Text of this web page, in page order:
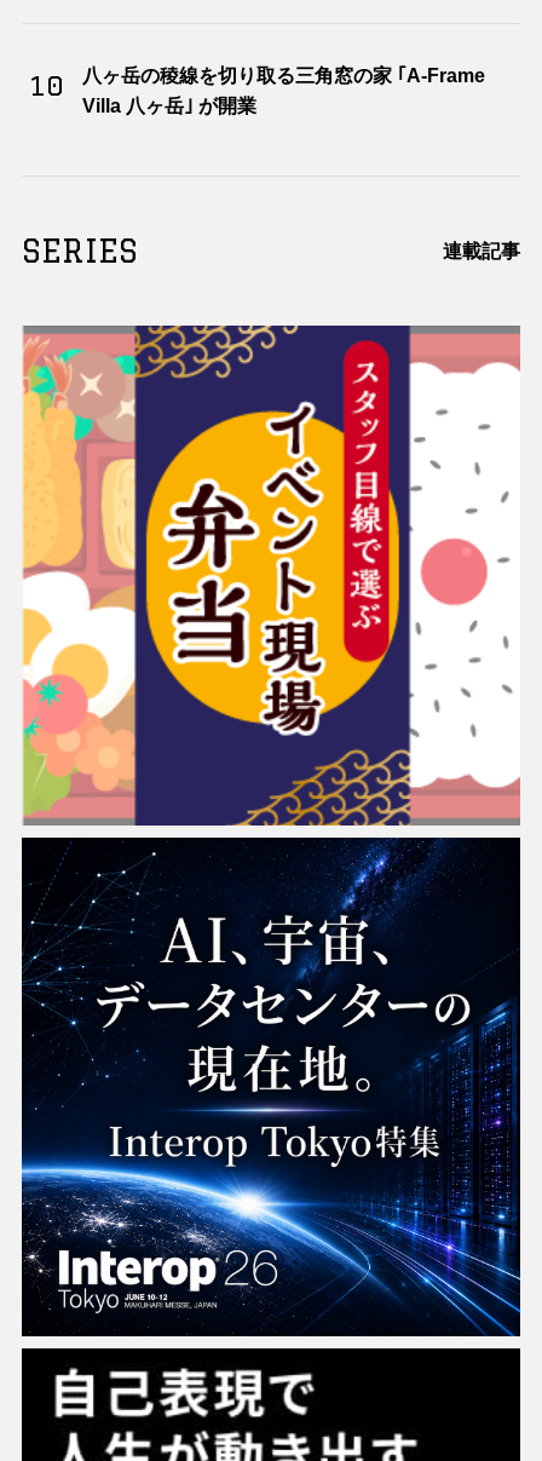
10
八ヶ岳の稜線を切り取る三角窓の家 ｢A-Frame
Villa 八ヶ岳｣ が開業
SERIES 連載記事